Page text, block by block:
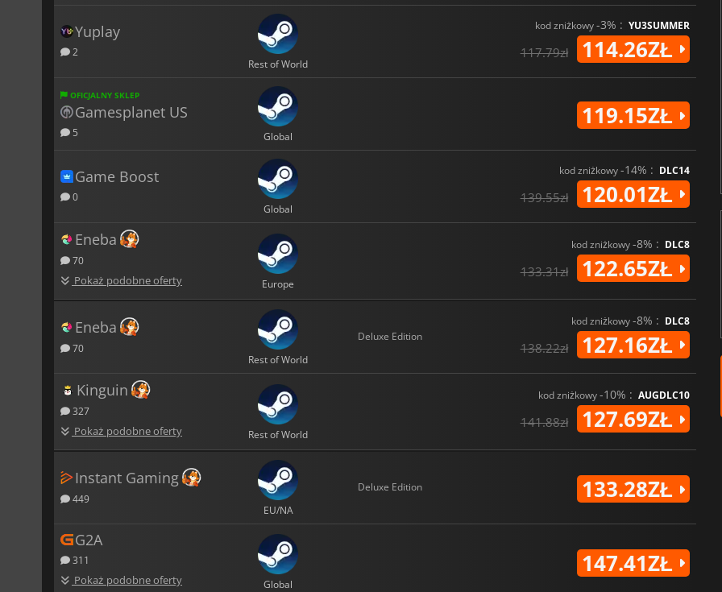
Yuplay
2
Rest of World
kod zniżkowy-3% : YU3SUMMER
117.79zł 114.26ZŁ
OFICJALNY SKLEP
Gamesplanet US
5 Global
119.15ZŁ
Game Boost
0
Global
kod zniżkowy-14% : DLC14
139.55zł 120.01ZŁ
Eneba
70
Pokaż podobne oferty Europe
kod zniżkowy-8% : DLC8
133.31zł 122.65ZŁ
Eneba
70
Rest of World
Deluxe Edition
kod zniżkowy-8% : DLC8
138.22zł 127.16ZŁ
Kinguin
327
Pokaż podobne oferty Rest of World
kod zniżkowy-10% : AUGDLC10
141.88zł 127.69ZŁ
Instant Gaming
449
EU/NA
Deluxe Edition 133.28ZŁ
G2A
311
Pokaż podobne oferty Global
147.41ZŁ